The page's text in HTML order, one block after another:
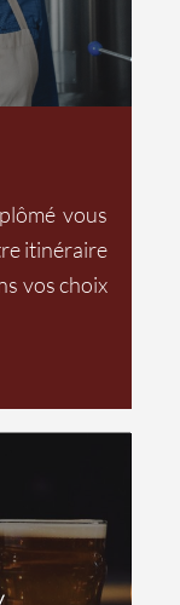
vous
itinéraire
vos choix